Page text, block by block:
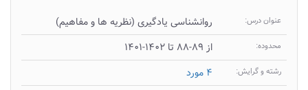
عنوان درس: روانشناسی یادگیری (نظریه ها و مفاهیم)
محدوده: از ۸۹-۸۸ تا ۱۴۰۲-۱۴۰۱
رشته و گرایش: ۴ مورد